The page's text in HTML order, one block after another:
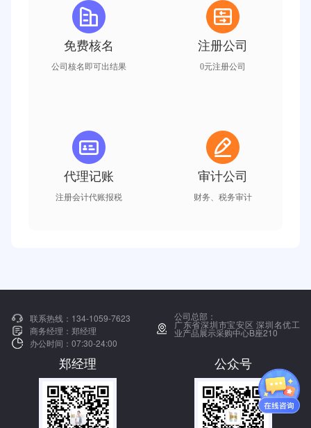
免费核名
公司核名即可出结果
注册公司
0元注册公司
代理记账
注册会计代账报税
审计公司
财务、税务审计
联系热线： 134-1059-7623
商务经理： 郑经理
办公时间： 07:30-24:00
公司总部：
广东省深圳市宝安区 深圳名优工
业产品展示采购中心B座210
郑经理 公众号